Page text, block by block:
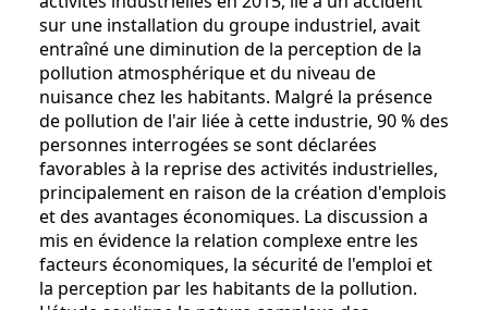
sur une installation du groupe industriel, avait
entraîné une diminution de la perception de la
pollution atmosphérique et du niveau de
nuisance chez les habitants. Malgré la présence
de pollution de l'air liée à cette industrie, 90 % des
personnes interrogées se sont déclarées
favorables à la reprise des activités industrielles,
principalement en raison de la création d'emplois
et des avantages économiques. La discussion a
mis en évidence la relation complexe entre les
facteurs économiques, la sécurité de l'emploi et
la perception par les habitants de la pollution.